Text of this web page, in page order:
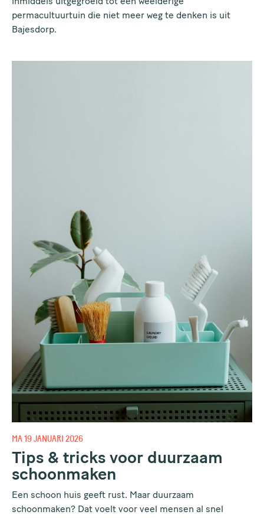
permacultuurtuin die niet meer weg te denken is uit
Bajesdorp.
MA 19 JANUARI 2026
Tips & tricks voor duurzaam
schoonmaken
Een schoon huis geeft rust. Maar duurzaam
schoonmaken? Dat voelt voor veel mensen al snel